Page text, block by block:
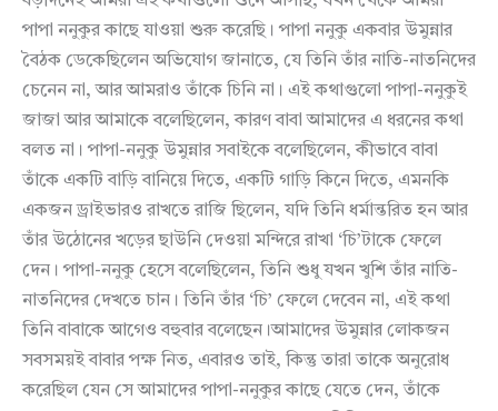
পাপা ননুকুর কাছে যাওয়া শুরু করেছি। পাপা ননুকু একবার উমুন্নার
বৈঠক ডেকেছিলেন অভিযোগ জানাতে, যে তিনি তাঁর নাতি-নাতনিদের
চেনেন না, আর আমরাও তাঁকে চিনি না। এই কথাগুলো পাপা-ননুকুই
জাজা আর আমাকে বলেছিলেন, কারণ বাবা আমাদের এ ধরনের কথা
বলত না। পাপা-ননুকু উমুন্নার সবাইকে বলেছিলেন, কীভাবে বাবা
তাঁকে একটি বাড়ি বানিয়ে দিতে, একটি গাড়ি কিনে দিতে, এমনকি
একজন ড্রাইভারও রাখতে রাজি ছিলেন, যদি তিনি ধর্মান্তরিত হন আর
তাঁর উঠোনের খড়ের ছাউনি দেওয়া মন্দিরে রাখা ‘চি’টাকে ফেলে
দেন। পাপা-ননুকু হেসে বলেছিলেন, তিনি শুধু যখন খুশি তাঁর নাতি-
নাতনিদের দেখতে চান। তিনি তাঁর ‘চি’ ফেলে দেবেন না, এই কথা
তিনি বাবাকে আগেও বহুবার বলেছেন।আমাদের উমুন্নার লোকজন
সবসময়ই বাবার পক্ষ নিত, এবারও তাই, কিন্তু তারা তাকে অনুরোধ
করেছিল যেন সে আমাদের পাপা-ননুকুর কাছে যেতে দেন, তাঁকে